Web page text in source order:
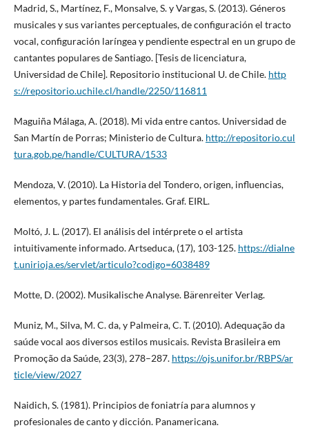
Madrid, S., Martínez, F., Monsalve, S. y Vargas, S. (2013). Géneros
musicales y sus variantes perceptuales, de configuración el tracto
vocal, configuración laríngea y pendiente espectral en un grupo de
cantantes populares de Santiago. [Tesis de licenciatura,
Universidad de Chile]. Repositorio institucional U. de Chile. http
s://repositorio.uchile.cl/handle/2250/116811
Maguiña Málaga, A. (2018). Mi vida entre cantos. Universidad de
San Martín de Porras; Ministerio de Cultura. http://repositorio.cul
tura.gob.pe/handle/CULTURA/1533
Mendoza, V. (2010). La Historia del Tondero, origen, influencias,
elementos, y partes fundamentales. Graf. EIRL.
Moltó, J. L. (2017). El análisis del intérprete o el artista
intuitivamente informado. Artseduca, (17), 103-125. https://dialne
t.unirioja.es/servlet/articulo?codigo=6038489
Motte, D. (2002). Musikalische Analyse. Bärenreiter Verlag.
Muniz, M., Silva, M. C. da, y Palmeira, C. T. (2010). Adequação da
saúde vocal aos diversos estilos musicais. Revista Brasileira em
Promoção da Saúde, 23(3), 278–287. https://ojs.unifor.br/RBPS/ar
ticle/view/2027
Naidich, S. (1981). Principios de foniatría para alumnos y
profesionales de canto y dicción. Panamericana.